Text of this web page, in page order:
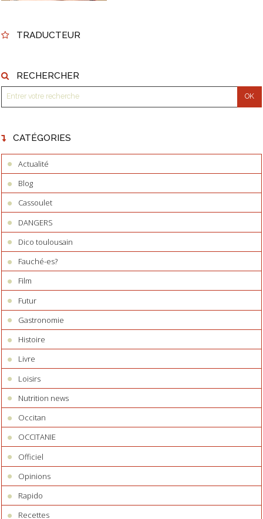
TRADUCTEUR
RECHERCHER
CATÉGORIES
Actualité
Blog
Cassoulet
DANGERS
Dico toulousain
Fauché-es?
Film
Futur
Gastronomie
Histoire
Livre
Loisirs
Nutrition news
Occitan
OCCITANIE
Officiel
Opinions
Rapido
Recettes